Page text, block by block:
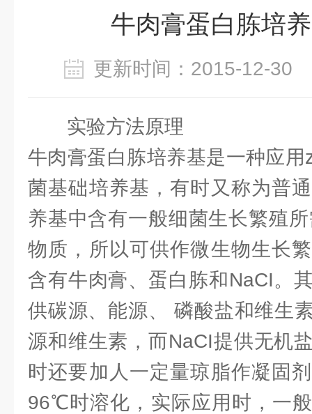
牛肉膏蛋白胨培
更新时间：2015-12-
实验方法原理
牛肉膏蛋白胨培养基是一种应
菌基础培养基，有时又称为普
养基中含有一般细菌生长繁殖
物质，所以可供作微生物生长
含有牛肉膏、蛋白胨和NaCI。
供碳源、能源、 磷酸盐和维生
源和维生素，而NaCI提供无机
时还要加人一定量琼脂作凝固
96℃时溶化，实际应用时，一